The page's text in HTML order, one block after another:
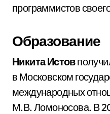
программистов
Образование
Никита Истов
в Московском
международных
М.В. Ломоносова. В